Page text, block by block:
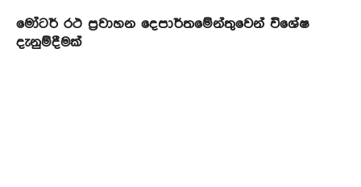
මෝටර් රථ ප්‍රවාහන දෙපාර්තමේන්තුවෙන් විශේෂ
දැනුම්දීමක්